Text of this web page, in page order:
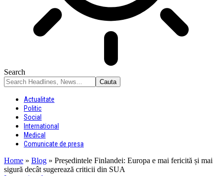
Search
Actualitate
Politic
Social
International
Medical
Comunicate de presa
Home » Blog » Președintele Finlandei: Europa e mai fericită și mai
sigură decât sugerează criticii din SUA